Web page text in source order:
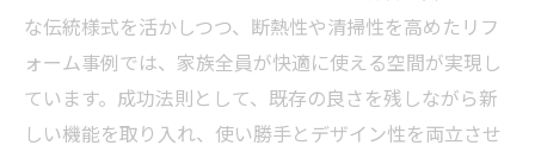
な伝統様式を活かしつつ、断熱性や清掃性を高めたリフ
ォーム事例では、家族全員が快適に使える空間が実現し
ています。成功法則として、既存の良さを残しながら新
しい機能を取り入れ、使い勝手とデザイン性を両立させ